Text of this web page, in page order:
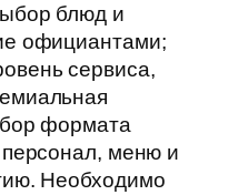
блюд и
официантами;
сервиса,
формата
меню и
Необходимо